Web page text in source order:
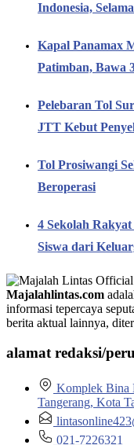
Indonesia,
Kapal Panamax
Patimban, Bawa
Pelebaran Tol
JTT Kebut
Tol Prosiwangi
Beroperasi
4 Sekolah
Siswa dari
Majalahlintas.com
informasi tepercaya
berita aktual lainnya,
alamat redaksi/
Komplek Bina
Tangerang, Kota
021-7226321